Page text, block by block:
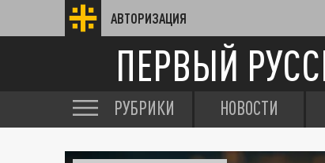
АВТОРИЗАЦИЯ
ПЕРВЫЙ
РУБРИКИ НОВОСТИ